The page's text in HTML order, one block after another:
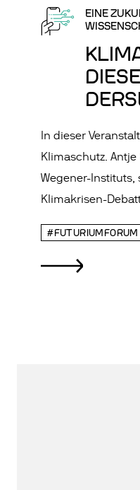
EINE
In dieser
Klimaschutz.
Wegener-
Klimakrisen-
#FUTURIUMFORUM